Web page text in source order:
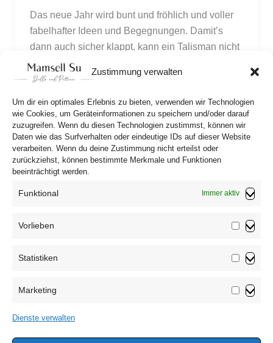
Zustimmung verwalten
Um dir ein optimales Erlebnis zu bieten, verwenden wir Technologien
wie Cookies, um Geräteinformationen zu speichern und/oder darauf
zuzugreifen. Wenn du diesen Technologien zustimmst, können wir
Daten wie das Surfverhalten oder eindeutige IDs auf dieser Website
verarbeiten. Wenn du deine Zustimmung nicht erteilst oder
zurückziehst, können bestimmte Merkmale und Funktionen
beeinträchtigt werden.
Funktional Immer aktiv
Vorlieben
Statistiken
Marketing
Dienste verwalten
Das neue Jahr wird bunt und fröhlich und voller
fabelhafter Ideen und Begegnungen. Damit’s
dann auch sicher klappt, kann ein Talisman nicht
schaden. Wie wäre es mit einem Ring aus Draht,
geformt zu einem Kleeblatt?